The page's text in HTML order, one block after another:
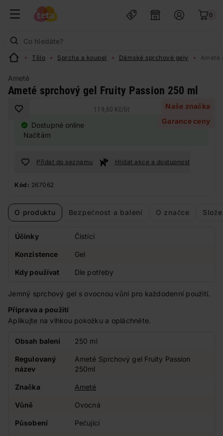
0
Tělo Sprcha a koupel Dámské sprchové gely Ameté
Ameté
Ameté sprchový gel Fruity Passion 250 ml
Naše značka
Garance ceny
119,60 Kč/ lit
Dostupné online
Načítám
Přidat do seznamu Hlídat akce a dostupnost
Kód: 267062
O produktu Bezpečnost a balení O značce
Účinky Čistící
Konzistence Gel
Kdy používat Dle potřeby
Jemný sprchový gel s ovocnou vůní pro každodenní použití.
Příprava a použití
Aplikujte na vlhkou pokožku a opláchněte.
Obsah balení 250 ml
Regulovaný
název
Ameté Sprchový gel Fruity Passion
250ml
Značka Ameté
Vůně Ovocná
Působení Pečující